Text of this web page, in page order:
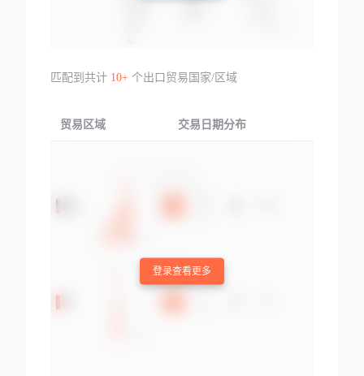
匹配到共计 10+个出口贸易国家/区域
贸易区域 交易日期分布
登录查看更多